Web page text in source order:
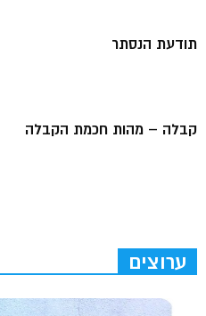
תודעת הנסתר
קבלה – מהות חכמת הקבלה
ערוצים